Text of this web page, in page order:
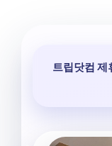
트립닷컴 제